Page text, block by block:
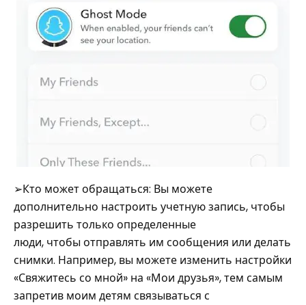
➢Кто может обращаться: Вы можете
дополнительно настроить учетную запись, чтобы
разрешить только определенные
люди, чтобы отправлять им сообщения или делать
снимки. Например, вы можете изменить настройки
«Свяжитесь со мной» на «Мои друзья», тем самым
запретив моим детям связываться с